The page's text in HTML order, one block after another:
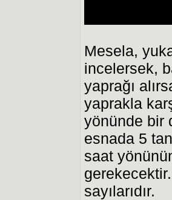
Mesela,
incelersek,
yaprağı
yaprakla
yönünde bir
esnada 5
saat
sayılarıdır.